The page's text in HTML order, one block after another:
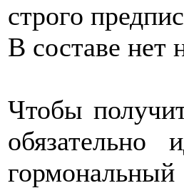
строго
В составе нет
Чтобы
гормональный